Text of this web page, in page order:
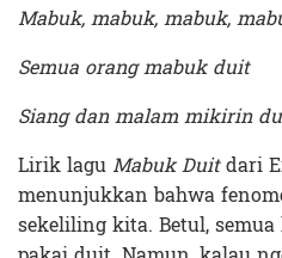
Mabuk, mabuk, mabuk,
Semua orang mabuk duit
Siang dan malam mikirin
Lirik laguMabuk Duitdari
menunjukkan bahwa
sekeliling kita. Betul,